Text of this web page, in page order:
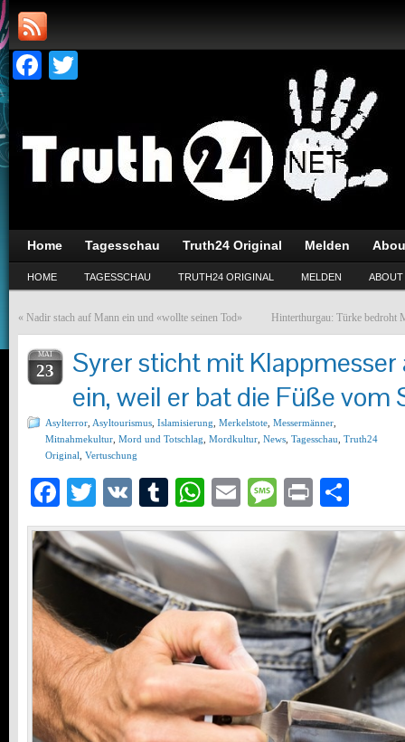
Facebook
Home Tagesschau Truth24 Original Melden
HOME TAGESSCHAU TRUTH24 ORIGINAL MELDEN ABOUT
« Nadir stach auf Mann ein und «wollte seinen Tod» Hinterthurgau: Türke bedroht
MAI
23
Syrer sticht mit
ein, weil er bat die Füße vom
Asylterror Asyltourismus Islamisierung Merkelstote Messermänner
Mitnahmekultur Mord und Totschlag Mordkultur News Tagesschau Truth24
Original Vertuschung
Facebook
Twitter
VK Tumblr
WhatsApp
EmailMessage
Print